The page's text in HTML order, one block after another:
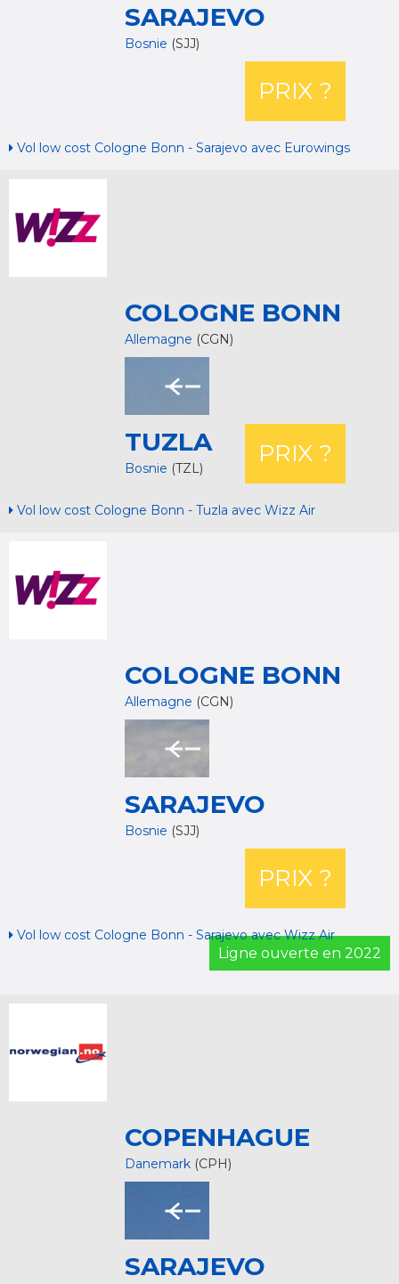
SARAJEVO
Bosnie (SJJ)
PRIX ?
Vol low cost Cologne Bonn - Sarajevo avec Eurowings
COLOGNE BONN
Allemagne (CGN)
TUZLA
Bosnie (TZL)
PRIX ?
Vol low cost Cologne Bonn - Tuzla avec Wizz Air
COLOGNE BONN
Allemagne (CGN)
SARAJEVO
Bosnie (SJJ)
PRIX ?
Vol low cost Cologne Bonn - Sarajevo avec Wizz Air
Ligne ouverte en 2022
COPENHAGUE
Danemark (CPH)
SARAJEVO